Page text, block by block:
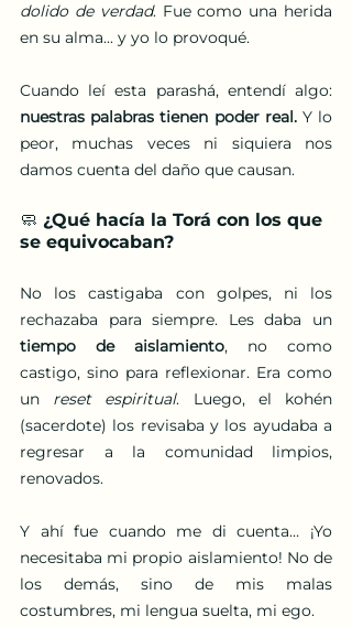
dolido de verdad. Fue como una herida
en su alma... y yo lo provoqué.
nuestras palabras tienen poder real. Y lo
peor, muchas veces ni siquiera nos
damos cuenta del daño que causan.
🧼 ¿Qué hacía la Torá con los que
se equivocaban?
No los castigaba con golpes, ni los
tiempo de aislamiento, no como
castigo, sino para reflexionar. Era como
un reset espiritual. Luego, el kohén
(sacerdote) los revisaba y los ayudaba a
regresar a la comunidad limpios,
renovados.
Y ahí fue cuando me di cuenta… ¡Yo
necesitaba mi propio aislamiento! No de
los demás, sino de mis malas
costumbres, mi lengua suelta, mi ego.